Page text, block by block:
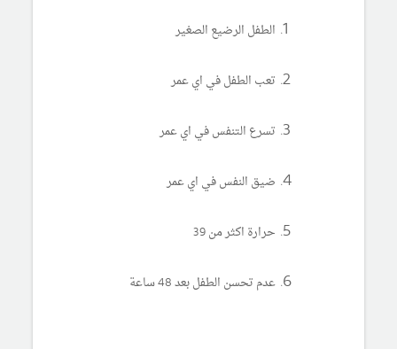
الطفل الرضيع الصغير
تعب الطفل في اي عمر
تسرع التنفس في اي عمر
ضيق النفس في اي عمر
حرارة اكثر من 39
عدم تحسن الطفل بعد 48 ساعة